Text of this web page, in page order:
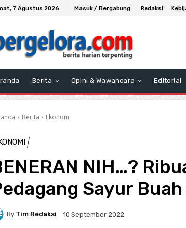
7 Agustus 2026 Masuk / Bergabung Redaksi
Berita Opini & Wawancara Editorial
Berita Ekonomi
NIH…?
Sayur
By Tim Redaksi 10 September 2022